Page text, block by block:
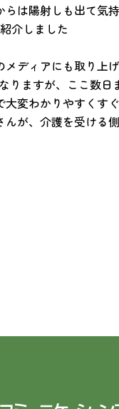
は陽射しも出て気
介しました
ディアにも取り上
りますが、ここ数日
変わかりやすくす
が、介護を受ける